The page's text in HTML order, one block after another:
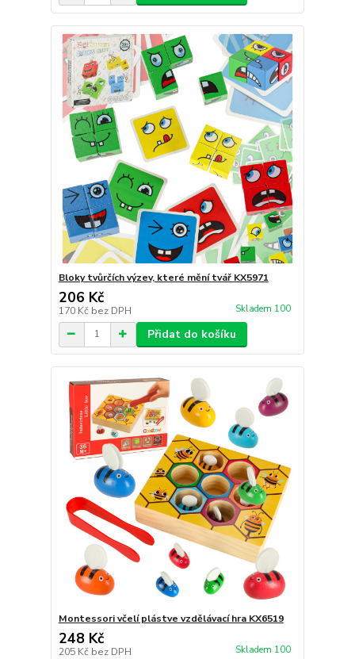
Bloky tvůrčích výzev, které mění tvář KX5971
206 Kč
170 Kč bez DPH Skladem 100
Přidat do košíku
Montessori včelí plástve vzdělávací hra KX6519
248 Kč
205 Kč bez DPH Skladem 100